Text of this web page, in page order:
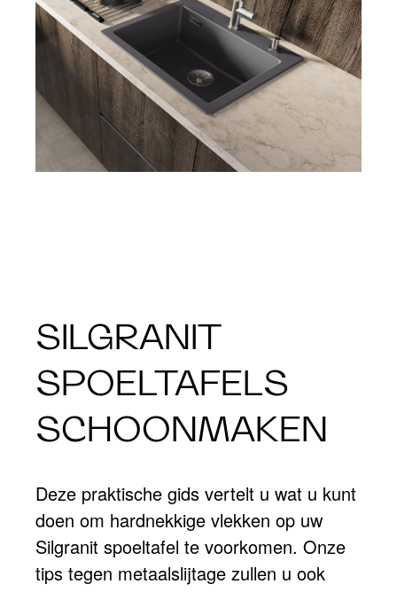
SILGRANIT
SPOELTAFELS
SCHOONMAKEN
Deze praktische gids vertelt u wat u kunt
doen om hardnekkige vlekken op uw
Silgranit spoeltafel te voorkomen. Onze
tips tegen metaalslijtage zullen u ook